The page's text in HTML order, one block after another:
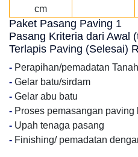
cm
Paket Pasang Paving 1
Pasang Kriteria dari Awal
Terlapis Paving (Selesai)
- Perapihan/pemadatan
- Gelar batu/sirdam
- Gelar abu batu
- Proses pemasangan
- Upah tenaga pasang
- Finishing/ pemadatan